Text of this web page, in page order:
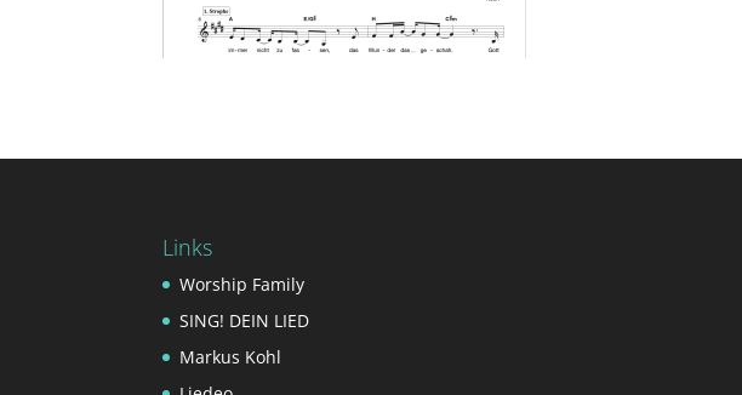
Links
Worship Family
SING! DEIN LIED
Markus Kohl